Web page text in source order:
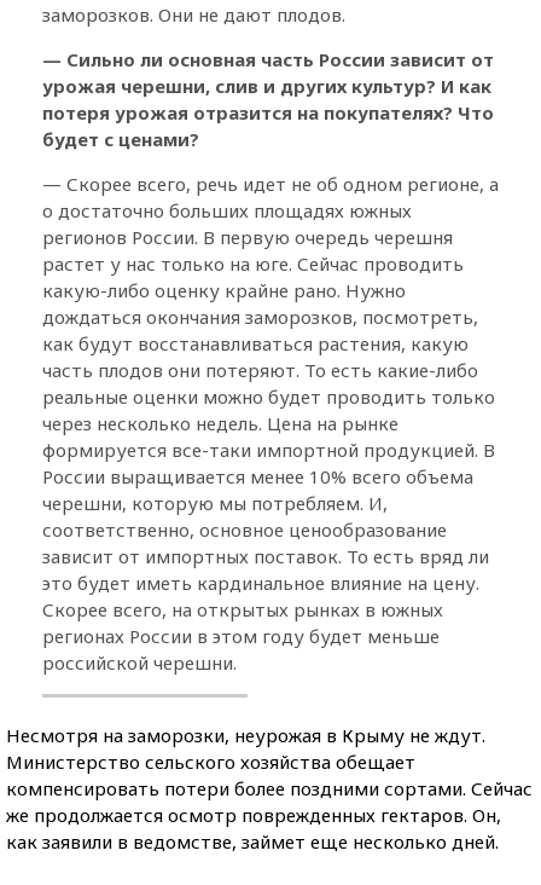
заморозков. Они не дают плодов.
— Сильно ли основная часть России зависит от
урожая черешни, слив и других культур? И как
потеря урожая отразится на покупателях? Что
будет с ценами?
— Скорее всего, речь идет не об одном регионе, а
о достаточно больших площадях южных
регионов России. В первую очередь черешня
растет у нас только на юге. Сейчас проводить
какую-либо оценку крайне рано. Нужно
дождаться окончания заморозков, посмотреть,
как будут восстанавливаться растения, какую
часть плодов они потеряют. То есть какие-либо
реальные оценки можно будет проводить только
через несколько недель. Цена на рынке
формируется все-таки импортной продукцией. В
России выращивается менее 10% всего объема
черешни, которую мы потребляем. И,
соответственно, основное ценообразование
зависит от импортных поставок. То есть вряд ли
это будет иметь кардинальное влияние на цену.
Скорее всего, на открытых рынках в южных
регионах России в этом году будет меньше
российской черешни.
Несмотря на заморозки, неурожая в Крыму не ждут.
Министерство сельского хозяйства обещает
компенсировать потери более поздними сортами. Сейчас
же продолжается осмотр поврежденных гектаров. Он,
как заявили в ведомстве, займет еще несколько дней.